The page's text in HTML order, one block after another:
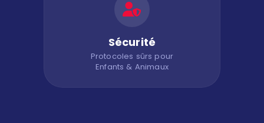
Sécurité
Protocoles sûrs pour
Enfants & Animaux